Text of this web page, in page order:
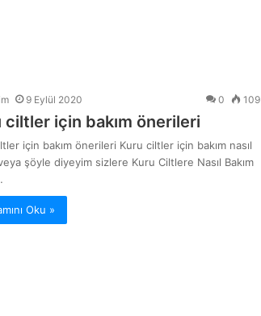
9 Eylül 2020 0 109
ciltler için bakım önerileri
için bakım önerileri Kuru ciltler için bakım nasıl
veya şöyle diyeyim sizlere Kuru Ciltlere Nasıl Bakım
Oku »